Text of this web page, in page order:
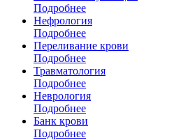
Подробнее
Нефрология
Подробнее
Переливание крови
Подробнее
Травматология
Подробнее
Неврология
Подробнее
Банк крови
Подробнее